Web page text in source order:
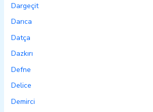
Dargeçit
Darıca
Datça
Dazkırı
Defne
Delice
Demirci